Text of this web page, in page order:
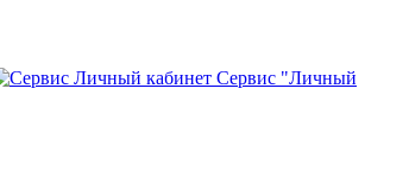
Сервис "Личный